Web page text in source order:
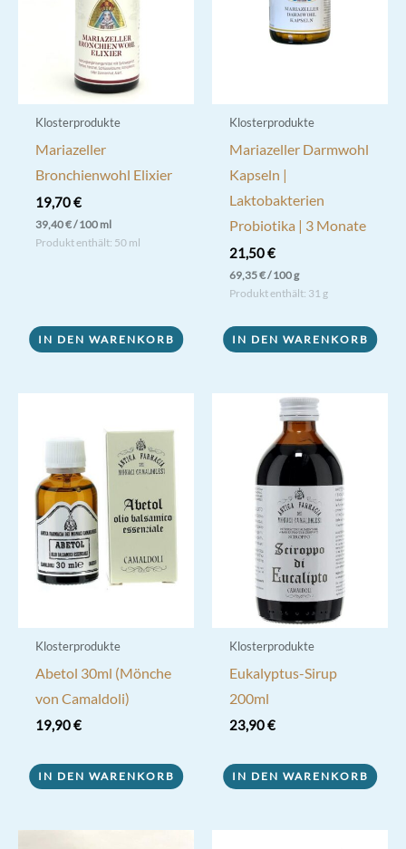
Klosterprodukte
Mariazeller
Bronchienwohl Elixier
19,70€
39,40€/100 ml
Produkt enthält: 50 ml
IN DEN WARENKORB
Klosterprodukte
Mariazeller Darmwohl
Kapseln |
Laktobakterien
Probiotika | 3 Monate
21,50€
69,35€/100g
Produkt enthält: 31 g
IN DEN WARENKORB
Klosterprodukte
Abetol 30ml (Mönche
von Camaldoli)
19,90€
IN DEN WARENKORB
Klosterprodukte
Eukalyptus-Sirup
200ml
23,90€
IN DEN WARENKORB